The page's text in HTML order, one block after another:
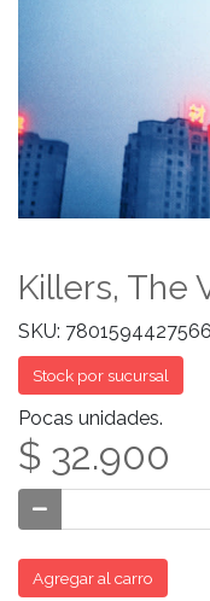
Killers, The
SKU:
Stock por sucursal
Pocas unidades.
$ 32.900
Agregar al carro